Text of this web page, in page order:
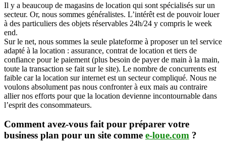
Il y a beaucoup de magasins de location qui sont spécialisés sur un
secteur. Or, nous sommes généralistes. L’intérêt est de pouvoir louer
à des particuliers des objets réservables 24h/24 y compris le week
end.
Sur le net, nous sommes la seule plateforme à proposer un tel service
adapté à la location : assurance, contrat de location et tiers de
confiance pour le paiement (plus besoin de payer de main à la main,
toute la transaction se fait sur le site). Le nombre de concurrents est
faible car la location sur internet est un secteur compliqué. Nous ne
voulons absolument pas nous confronter à eux mais au contraire
allier nos efforts pour que la location devienne incontournable dans
l’esprit des consommateurs.
Comment avez-vous fait pour préparer votre
business plan pour un site comme e-loue.com ?